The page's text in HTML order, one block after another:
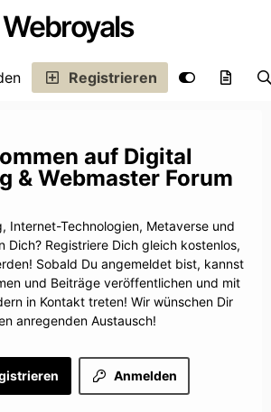
Webroyals
Registrieren
Digital
& Webmaster Forum
Internet-Technologien, Metaverse und
Dich? Registriere Dich gleich kostenlos,
Sobald Du angemeldet bist, kannst
und Beiträge veröffentlichen und mit
in Kontakt treten! Wir wünschen Dir
anregenden Austausch!
Anmelden